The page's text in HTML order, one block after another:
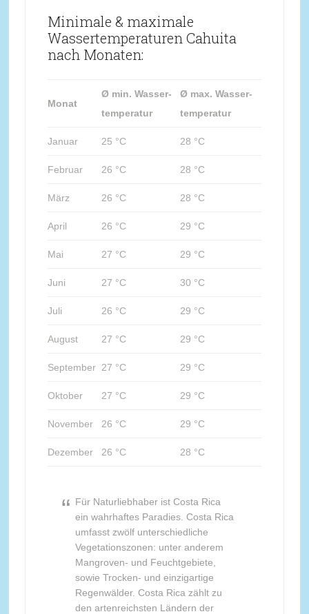
Minimale & maximale
Wassertemperaturen Cahuita
nach Monaten:
Monat
Ø min. Wasser-
temperatur
Ø max. Wasser-
temperatur
Januar 25 °C 28 °C
Februar 26 °C 28 °C
März 26 °C 28 °C
April 26 °C 29 °C
Mai 27 °C 29 °C
Juni 27 °C 30 °C
Juli 26 °C 29 °C
August 27 °C 29 °C
September 27 °C 29 °C
Oktober 27 °C 29 °C
November 26 °C 29 °C
Dezember 26 °C 28 °C
Für Naturliebhaber ist Costa Rica
ein wahrhaftes Paradies. Costa Rica
umfasst zwölf unterschiedliche
Vegetationszonen: unter anderem
Mangroven- und Feuchtgebiete,
sowie Trocken- und einzigartige
Regenwälder. Costa Rica zählt zu
den artenreichsten Ländern der